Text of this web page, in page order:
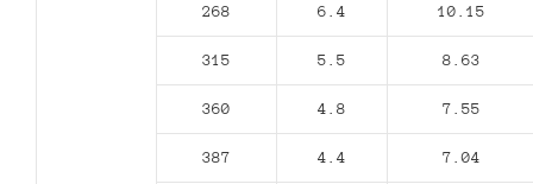
268 6.4 10.15
315 5.5 8.63
360 4.8 7.55
387 4.4 7.04